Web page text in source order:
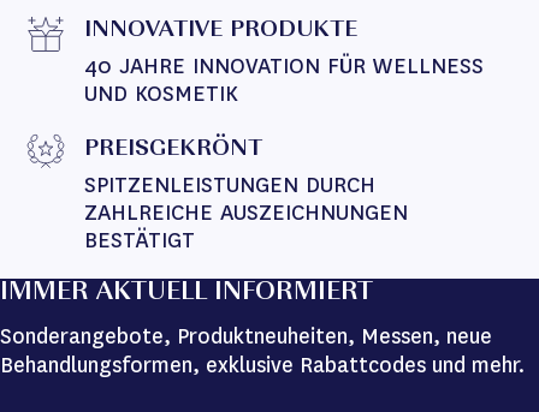
INNOVATIVE PRODUKTE
40 JAHRE INNOVATION FÜR WELLNESS
UND KOSMETIK
PREISGEKRÖNT
SPITZENLEISTUNGEN DURCH
ZAHLREICHE AUSZEICHNUNGEN
BESTÄTIGT
IMMER AKTUELL INFORMIERT
Sonderangebote, Produktneuheiten, Messen, neue
Behandlungsformen, exklusive Rabattcodes und mehr.